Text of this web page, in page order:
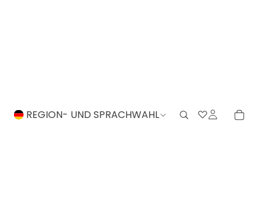
REGION- UND SPRACHWAHL